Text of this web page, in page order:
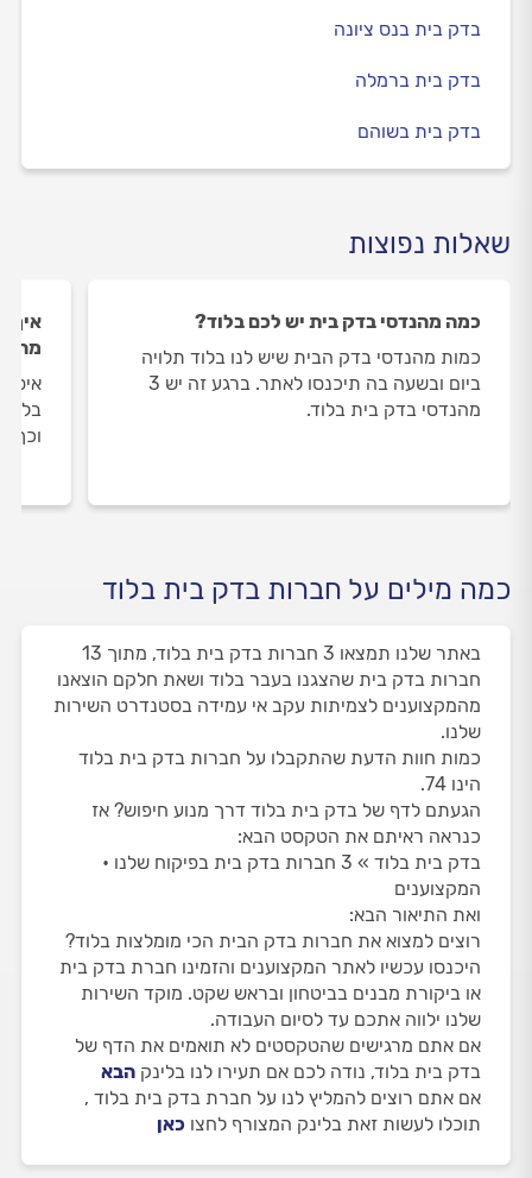
בדק בית בנס ציונה
בדק בית ברמלה
בדק בית בשוהם
שאלות נפוצות
כמה מהנדסי בדק בית יש לכם בלוד?
כמות מהנדסי בדק הבית שיש לנו בלוד תלויה
ביום ובשעה בה תיכנסו לאתר. ברגע זה יש 3
מהנדסי בדק בית בלוד.
איך
וכך
כמה מילים על חברות בדק בית בלוד
באתר שלנו תמצאו 3 חברות בדק בית בלוד, מתוך 13
חברות בדק בית שהצגנו בעבר בלוד ושאת חלקם הוצאנו
מהמקצוענים לצמיתות עקב אי עמידה בסטנדרט השירות
שלנו.
כמות חוות הדעת שהתקבלו על חברות בדק בית בלוד
הינו 74.
הגעתם לדף של בדק בית בלוד דרך מנוע חיפוש? אז
כנראה ראיתם את הטקסט הבא:
בדק בית בלוד » 3 חברות בדק בית בפיקוח שלנו •
המקצוענים
ואת התיאור הבא:
רוצים למצוא את חברות בדק הבית הכי מומלצות בלוד?
היכנסו עכשיו לאתר המקצוענים והזמינו חברת בדק בית
או ביקורת מבנים בביטחון ובראש שקט. מוקד השירות
שלנו ילווה אתכם עד לסיום העבודה.
אם אתם מרגישים שהטקסטים לא תואמים את הדף של
בדק בית בלוד, נודה לכם אם תעירו לנו בלינק הבא
אם אתם רוצים להמליץ לנו על חברת בדק בית בלוד ,
תוכלו לעשות זאת בלינק המצורף לחצו כאן